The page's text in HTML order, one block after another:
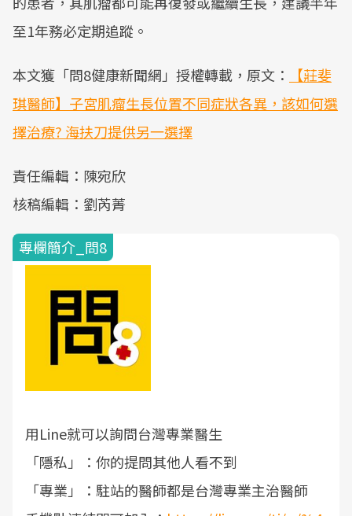
至1年務必定期追蹤。
本文獲「問8健康新聞網」授權轉載，原文：
【莊斐
琪醫師】子宮肌瘤生長位置不同症狀各異，該如何選
擇治療? 海扶刀提供另一選擇
責任編輯：陳宛欣
核稿編輯：劉芮菁
專欄簡介_問8
用Line就可以詢問台灣專業醫生
「隱私」：你的提問其他人看不到
「專業」：駐站的醫師都是台灣專業主治醫師